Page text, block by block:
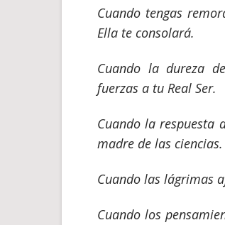
Cuando tengas
Ella te consolará.
Cuando la dureza
fuerzas a tu Real Ser.
Cuando la respuesta
madre de las ciencias.
Cuando las lágrimas
Cuando los